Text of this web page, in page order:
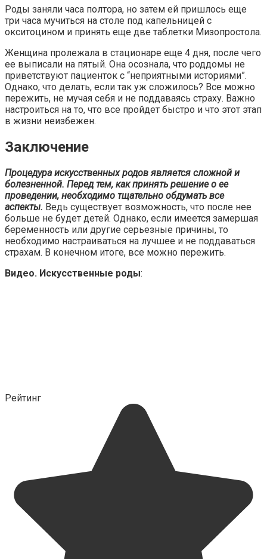
Роды заняли часа полтора, но затем ей пришлось еще
три часа мучиться на столе под капельницей с
окситоцином и принять еще две таблетки Мизопростола.
Женщина пролежала в стационаре еще 4 дня, после чего
ее выписали на пятый. Она осознала, что роддомы не
приветствуют пациенток с “неприятными историями”.
Однако, что делать, если так уж сложилось? Все можно
пережить, не мучая себя и не поддаваясь страху. Важно
настроиться на то, что все пройдет быстро и что этот этап
в жизни неизбежен.
Заключение
Процедура искусственных родов является сложной и
болезненной. Перед тем, как принять решение о ее
проведении, необходимо тщательно обдумать все
аспекты. Ведь существует возможность, что после нее
больше не будет детей. Однако, если имеется замершая
беременность или другие серьезные причины, то
необходимо настраиваться на лучшее и не поддаваться
страхам. В конечном итоге, все можно пережить.
Видео. Искусственные роды:
Рейтинг